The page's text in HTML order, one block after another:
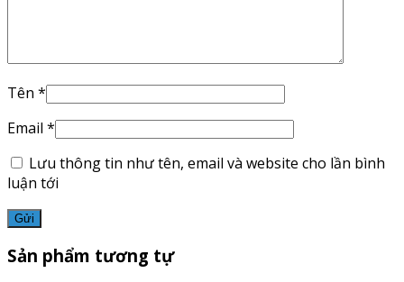
Tên *
Email *
Lưu thông tin như tên, email và website cho lần bình
luận tới
Sản phẩm tương tự